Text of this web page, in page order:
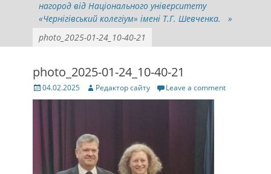
нагород від Національного університету
«Чернігівський колегіум» імені Т.Г. Шевченка.
»
photo_2025-01-24_10-40-21
photo_2025-01-24_10-40-21
Posted
on
04.02.2025 Author
Редактор сайту Leave a comment